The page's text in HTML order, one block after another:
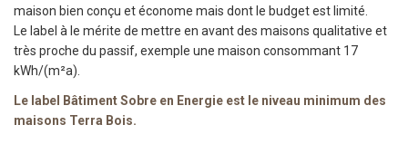
maison bien conçu et économe mais dont le budget est limité.
Le label à le mérite de mettre en avant des maisons qualitative et
très proche du passif, exemple une maison consommant 17
kWh/(m²a).
Le label Bâtiment Sobre en Energie est le niveau minimum des
maisons Terra Bois.